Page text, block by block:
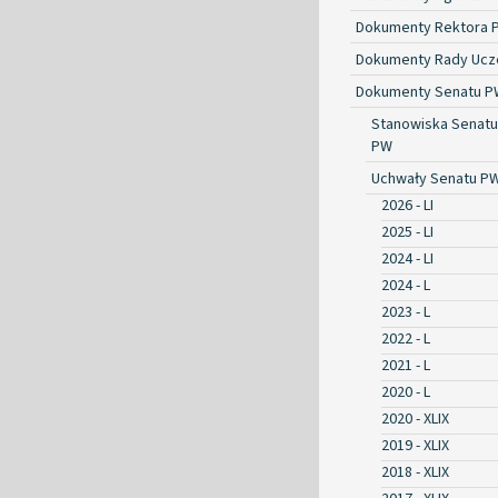
Dokumenty Rektora
Dokumenty Rady
Dokumenty Senatu
Stanowiska Senatu
PW
Uchwały Senatu
2026 - LI
2025 - LI
2024 - LI
2024 - L
2023 - L
2022 - L
2021 - L
2020 - L
2020 - XLIX
2019 - XLIX
2018 - XLIX